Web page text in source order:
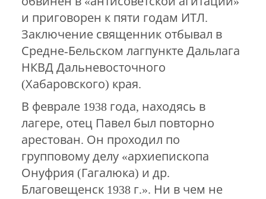
и приговорен к пяти годам ИТЛ.
Заключение священник отбывал в
Средне-Бельском лагпункте Дальлага
НКВД Дальневосточного
(Хабаровского) края.
В феврале 1938 года, находясь в
лагере, отец Павел был повторно
арестован. Он проходил по
групповому делу «архиепископа
Онуфрия (Гагалюка) и др.
Благовещенск 1938 г.». Ни в чем не